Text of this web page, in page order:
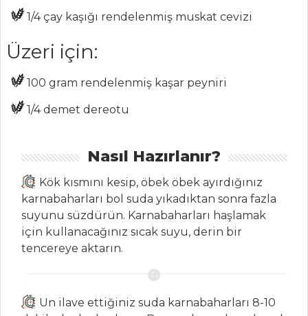
duvaklı pilavı nasıl
yapılır?
Masterchef Tüm
Tarifleri
SALATALAR
MARİNE
DOMATES
Patates Salatası
Tavuk Salatası
Tarifleri
1/4 çay kaşığı rendelenmiş muskat cevizi
Üzeri için:
100 gram rendelenmiş kaşar peyniri
1/4 demet dereotu
Nasıl Hazırlanır?
Kök kısmını kesip, öbek öbek ayırdığınız
karnabaharları bol suda yıkadıktan sonra fazla
suyunu süzdürün. Karnabaharları haşlamak
için kullanacağınız sıcak suyu, derin bir
tencereye aktarın.
Un ilave ettiğiniz suda karnabaharları 8-10